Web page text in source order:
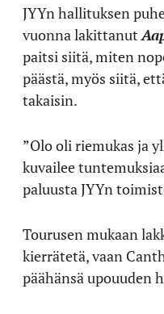
JYYn hallituksen
vuonna lakittanut
paitsi siitä, miten
päästä, myös siitä,
takaisin.
”Olo oli riemukas ja
kuvailee
paluusta JYYn
Tourusen mukaan
kierrätetä, vaan
päähänsä upouuden